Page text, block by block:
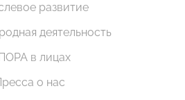
развитие
деятельность
в лицах
о нас